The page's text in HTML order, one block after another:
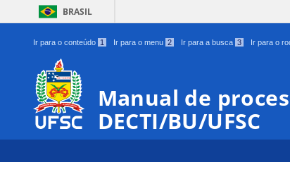
BRASIL
Ir para o conteúdo 1 Ir para o menu 2 Ir para a busca 3 Ir para o
Manual de
DECTI/BU/UFSC